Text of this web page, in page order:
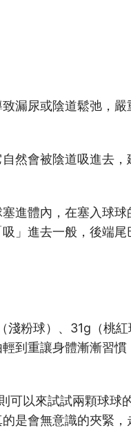
漏尿或陰道鬆弛，
然會被陰道吸進去
進體內，在塞入球
」進去一般，後端
淺粉球）、31g（桃
到重讓身體漸漸習
可以來試試兩顆球球
是會無意識的夾緊